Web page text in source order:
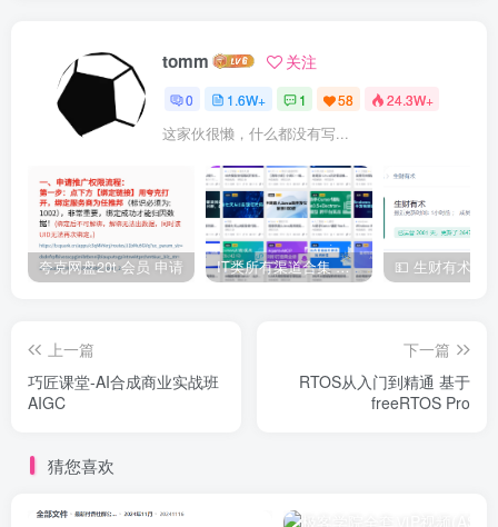
tomm 关注
0 1.6W+ 1 58 24.3W+
这家伙很懒，什么都没有写...
夸克网盘20t 会员 申请 IT类所有渠道合集 持续日更，目前近四千多条资源 年费用户微信私信获取权限
上一篇
巧匠课堂-AI合成商业实战班
AIGC
下一篇
RTOS从入门到精通 基于
freeRTOS Pro
猜您喜欢